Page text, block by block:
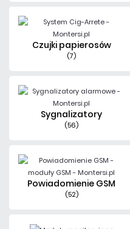
Czujki papierosów
(7)
Sygnalizatory
(56)
Powiadomienie GSM
(52)